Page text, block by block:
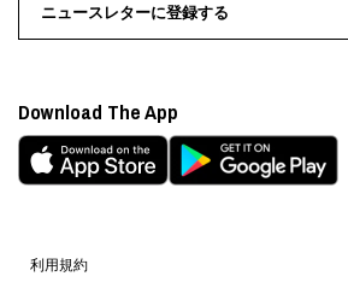
利用規約
ニュースレターに登録する
Download The App